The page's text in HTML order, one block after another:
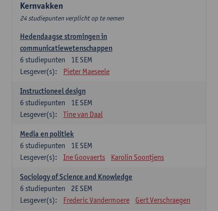
Kernvakken
24 studiepunten verplicht op te nemen
Hedendaagse stromingen in
communicatiewetenschappen
1E SEM
6 studiepunten
Lesgever(s):
Pieter Maeseele
Instructioneel design
1E SEM
6 studiepunten
Lesgever(s):
Tine van Daal
Media en politiek
1E SEM
6 studiepunten
Lesgever(s):
Ine Goovaerts Karolin Soontjens
Sociology of Science and Knowledge
2E SEM
6 studiepunten
Lesgever(s):
Frederic Vandermoere Gert Verschraegen